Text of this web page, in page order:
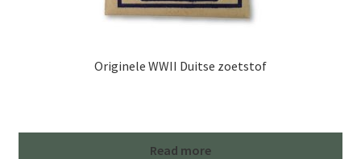
Originele WWII Duitse zoetstof
Read more